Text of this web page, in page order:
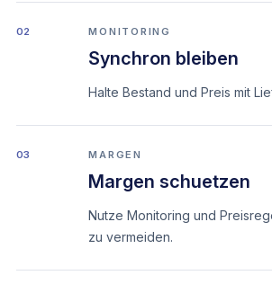
02 MONITORING
Synchron bleiben
Halte Bestand und Preis mit
03 MARGEN
Margen schuetzen
Nutze Monitoring und
zu vermeiden.